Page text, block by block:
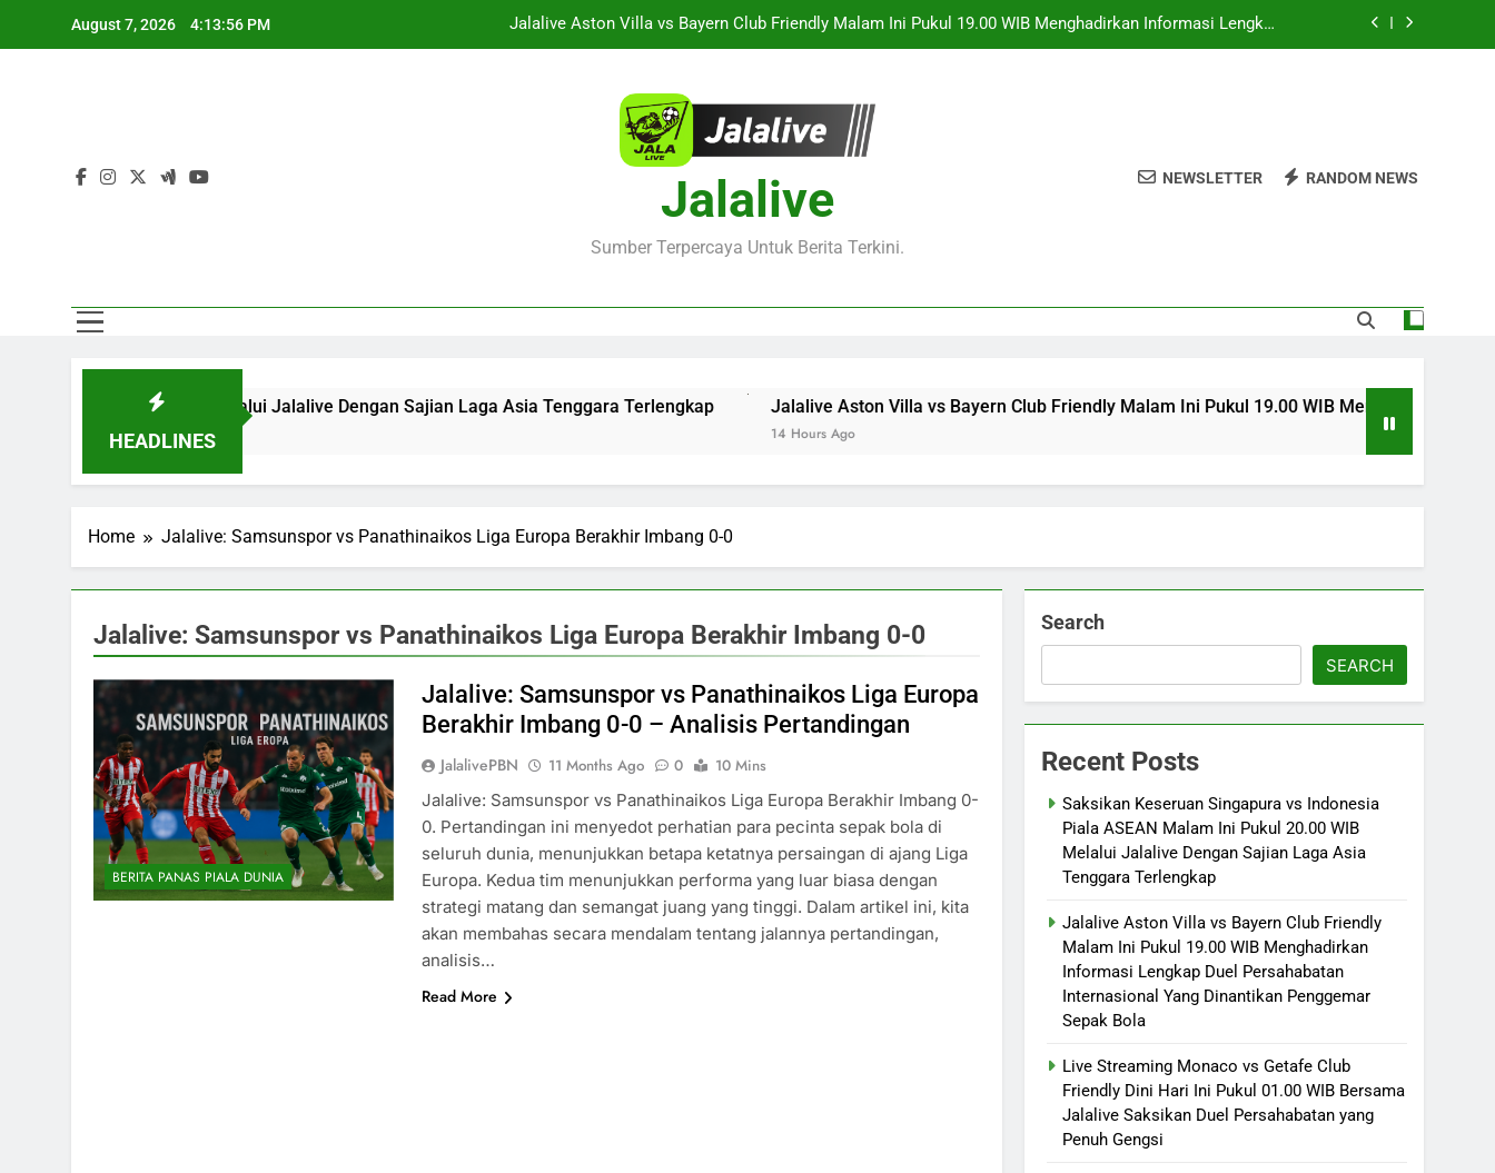
August 7, 2026 4:13:56 PM
KuPS vs U Craiova Liga Eropa UEFA Malam Ini Pukul 22.00 WIB Bersama Jalalive Hadirkan Pertarungan
Saksikan Keseruan Singapura vs Indonesia Piala ASEAN Malam Ini Pukul 20.00 WIB Melalui Jalalive Dengan
Jalalive Aston Villa vs Bayern Club Friendly Malam Ini Pukul 19.00 WIB Menghadirkan Informasi Lengkap
Duel Persahabatan Internasional Yang Dinantikan Penggemar Sepak Bola
Live Streaming Monaco vs Getafe Club Friendly Dini Hari Ini Pukul 01.00 WIB Bersama Jalalive Saksikan
Penentu Langkah
Jalalive
Sumber Terpercaya Untuk Berita Terkini.
NEWSLETTER RANDOM NEWS
HEADLINES
20.00 WIB Melalui Jalalive Dengan Sajian Laga Asia Tenggara Terlengkap Jalalive Aston Villa vs Bayern Club Friendly Malam Ini Pukul 19.00 WIB Menghadirkan Informasi
14 Hours Ago
Home Jalalive: Samsunspor vs Panathinaikos Liga Europa Berakhir Imbang 0-0
Jalalive: Samsunspor vs Panathinaikos Liga Europa Berakhir Imbang 0-0
BERITA PANAS PIALA DUNIA
Jalalive: Samsunspor vs Panathinaikos Liga Europa
Berakhir Imbang 0-0 – Analisis Pertandingan
JalalivePBN 11 Months Ago 0
10 Mins
Jalalive: Samsunspor vs Panathinaikos Liga Europa Berakhir Imbang 0-
0. Pertandingan ini menyedot perhatian para pecinta sepak bola di
seluruh dunia, menunjukkan betapa ketatnya persaingan di ajang Liga
Europa. Kedua tim menunjukkan performa yang luar biasa dengan
strategi matang dan semangat juang yang tinggi. Dalam artikel ini, kita
akan membahas secara mendalam tentang jalannya pertandingan,
analisis…
Read More
Search
SEARCH
Recent Posts
Saksikan Keseruan Singapura vs Indonesia
Piala ASEAN Malam Ini Pukul 20.00 WIB
Melalui Jalalive Dengan Sajian Laga Asia
Tenggara Terlengkap
Jalalive Aston Villa vs Bayern Club Friendly
Malam Ini Pukul 19.00 WIB Menghadirkan
Informasi Lengkap Duel Persahabatan
Internasional Yang Dinantikan Penggemar
Sepak Bola
Live Streaming Monaco vs Getafe Club
Friendly Dini Hari Ini Pukul 01.00 WIB Bersama
Jalalive Saksikan Duel Persahabatan yang
Penuh Gengsi